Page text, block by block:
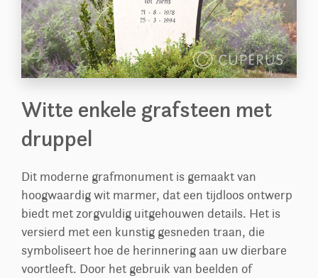
Witte enkele grafsteen met
druppel
Dit moderne grafmonument is gemaakt van
hoogwaardig wit marmer, dat een tijdloos ontwerp
biedt met zorgvuldig uitgehouwen details. Het is
versierd met een kunstig gesneden traan, die
symboliseert hoe de herinnering aan uw dierbare
voortleeft. Door het gebruik van beelden of